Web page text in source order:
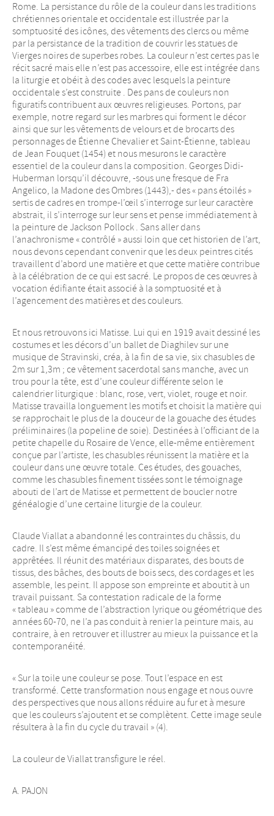
Rome. La persistance du rôle de la couleur dans les traditions
chrétiennes orientale et occidentale est illustrée par la
somptuosité des icônes, des vêtements des clercs ou même
par la persistance de la tradition de couvrir les statues de
Vierges noires de superbes robes. La couleur n’est certes pas le
récit sacré mais elle n’est pas accessoire, elle est intégrée dans
la liturgie et obéit à des codes avec lesquels la peinture
occidentale s’est construite . Des pans de couleurs non
figuratifs contribuent aux œuvres religieuses. Portons, par
exemple, notre regard sur les marbres qui forment le décor
ainsi que sur les vêtements de velours et de brocarts des
personnages de Étienne Chevalier et Saint-Étienne, tableau
de Jean Fouquet (1454) et nous mesurons le caractère
essentiel de la couleur dans la composition. Georges Didi-
Huberman lorsqu’il découvre, -sous une fresque de Fra
Angelico, la Madone des Ombres (1443),- des « pans étoilés »
sertis de cadres en trompe-l’œil s’interroge sur leur caractère
abstrait, il s’interroge sur leur sens et pense immédiatement à
la peinture de Jackson Pollock . Sans aller dans
l’anachronisme « contrôlé » aussi loin que cet historien de l’art,
nous devons cependant convenir que les deux peintres cités
travaillent d’abord une matière et que cette matière contribue
à la célébration de ce qui est sacré. Le propos de ces œuvres à
vocation édifiante était associé à la somptuosité et à
l’agencement des matières et des couleurs.
Et nous retrouvons ici Matisse. Lui qui en 1919 avait dessiné les
costumes et les décors d’un ballet de Diaghilev sur une
musique de Stravinski, créa, à la fin de sa vie, six chasubles de
2m sur 1,3m ; ce vêtement sacerdotal sans manche, avec un
trou pour la tête, est d’une couleur différente selon le
calendrier liturgique : blanc, rose, vert, violet, rouge et noir.
Matisse travailla longuement les motifs et choisit la matière qui
se rapprochait le plus de la douceur de la gouache des études
préliminaires (la popeline de soie). Destinées à l’officiant de la
petite chapelle du Rosaire de Vence, elle-même entièrement
conçue par l’artiste, les chasubles réunissent la matière et la
couleur dans une œuvre totale. Ces études, des gouaches,
comme les chasubles finement tissées sont le témoignage
abouti de l’art de Matisse et permettent de boucler notre
généalogie d’une certaine liturgie de la couleur.
Claude Viallat a abandonné les contraintes du châssis, du
cadre. Il s’est même émancipé des toiles soignées et
apprêtées. Il réunit des matériaux disparates, des bouts de
tissus, des bâches, des bouts de bois secs, des cordages et les
assemble, les peint. Il appose son empreinte et aboutit à un
travail puissant. Sa contestation radicale de la forme
« tableau » comme de l’abstraction lyrique ou géométrique des
années 60-70, ne l’a pas conduit à renier la peinture mais, au
contraire, à en retrouver et illustrer au mieux la puissance et la
contemporanéité.
« Sur la toile une couleur se pose. Tout l’espace en est
transformé. Cette transformation nous engage et nous ouvre
des perspectives que nous allons réduire au fur et à mesure
que les couleurs s’ajoutent et se complètent. Cette image seule
résultera à la fin du cycle du travail » (4).
La couleur de Viallat transfigure le réel.
A. PAJON